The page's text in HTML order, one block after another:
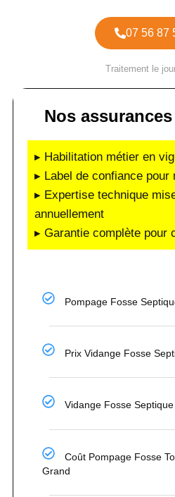
07 56 87
Traitement le
Nos
▸ Habilitation métier en
▸ Label de confiance pour
▸ Expertise technique
annuellement
▸ Garantie complète pour
Pompage Fosse
Prix Vidange Fosse
Vidange Fosse
Coût Pompage Fosse
Grand